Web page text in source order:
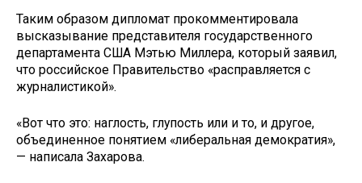
Таким образом дипломат прокомментировала
высказывание представителя государственного
департамента США Мэтью Миллера, который заявил,
что российское Правительство «расправляется с
журналистикой».
«Вот что это: наглость, глупость или и то, и другое,
объединенное понятием «либеральная демократия»,
— написала Захарова.